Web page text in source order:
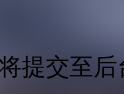
提交至